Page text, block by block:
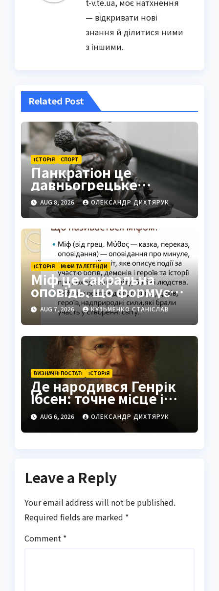
t-v.te.ua, моє натхнення
— відкривати нові
знання й ділитися ними
з іншими.
Related Post
ІСТОРІЯ СПОРТ
Панкратіон це
давньогрецьке
єдиноборство
повного контакту
AUG 8, 2026 ОЛЕКСАНДР ДИХТЯРУК
ІСТОРІЯ МІФИ ТА ЛЕГЕНДИ
Міф це сакральна
оповідь, що формує
світогляд народів
AUG 7, 2026 КУЗЬМЕНКО СТАНІСЛАВ
ВИЗНАЧНІ ПОСТАТІ ІСТОРІЯ
Де народився Генрік
Ібсен: точне місце і
історія
AUG 6, 2026 ОЛЕКСАНДР ДИХТЯРУК
Leave a Reply
Your email address will not be published.
Required fields are marked *
Comment *